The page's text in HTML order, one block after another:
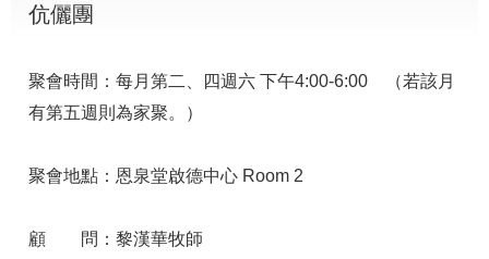
伉儷團
聚會時間：每月第二、四週六 下午4:00-6:00 （若該月
有第五週則為家聚。）
聚會地點：恩泉堂啟德中心 Room 2
顧 問：黎漢華牧師